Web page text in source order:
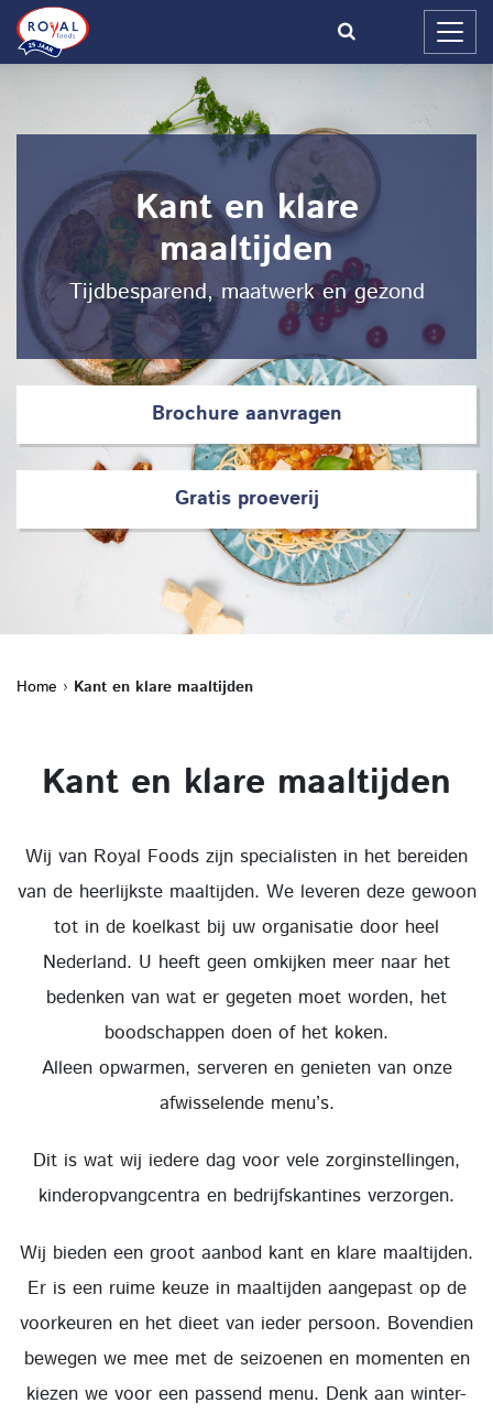
Kant en klare
maaltijden
Tijdbesparend, maatwerk en gezond
Brochure aanvragen
Gratis proeverij
Home › Kant en klare maaltijden
Kant en klare maaltijden
Wij van Royal Foods zijn specialisten in het bereiden
van de heerlijkste maaltijden. We leveren deze gewoon
tot in de koelkast bij uw organisatie door heel
Nederland. U heeft geen omkijken meer naar het
bedenken van wat er gegeten moet worden, het
boodschappen doen of het koken.
Alleen opwarmen, serveren en genieten van onze
afwisselende menu’s.
Dit is wat wij iedere dag voor vele zorginstellingen,
kinderopvangcentra en bedrijfskantines verzorgen.
Wij bieden een groot aanbod kant en klare maaltijden.
Er is een ruime keuze in maaltijden aangepast op de
voorkeuren en het dieet van ieder persoon. Bovendien
bewegen we mee met de seizoenen en momenten en
kiezen we voor een passend menu. Denk aan winter-